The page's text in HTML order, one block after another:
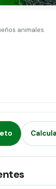
animales.